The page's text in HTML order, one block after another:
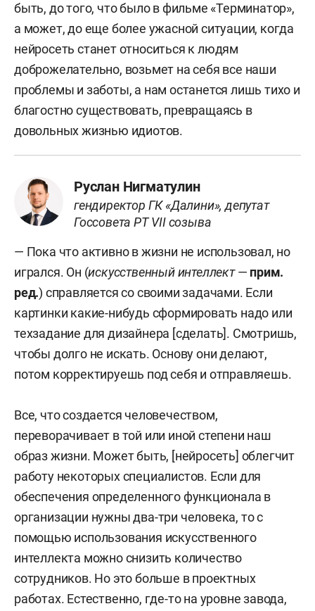
быть, до того, что было в фильме «Терминатор»,
а может, до еще более ужасной ситуации, когда
нейросеть станет относиться к людям
доброжелательно, возьмет на себя все наши
проблемы и заботы, а нам останется лишь тихо и
благостно существовать, превращаясь в
довольных жизнью идиотов.
Руслан Нигматулин
гендиректор ГК «Далини», депутат
Госсовета РТ VII созыва
— Пока что активно в жизни не использовал, но
игрался. Он (искусственный интеллект— прим.
ред.) справляется со своими задачами. Если
картинки какие-нибудь сформировать надо или
техзадание для дизайнера [сделать]. Смотришь,
чтобы долго не искать. Основу они делают,
потом корректируешь под себя и отправляешь.
Все, что создается человечеством,
переворачивает в той или иной степени наш
образ жизни. Может быть, [нейросеть] облегчит
работу некоторых специалистов. Если для
обеспечения определенного функционала в
организации нужны два-три человека, то с
помощью использования искусственного
интеллекта можно снизить количество
сотрудников. Но это больше в проектных
работах. Естественно, где-то на уровне завода,